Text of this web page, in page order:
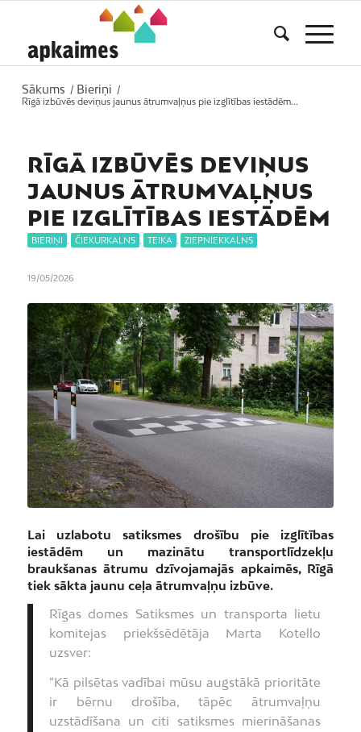
Sākums / Bieriņi
/
Rīgā izbūvēs deviņus jaunus ātrumvaļņus pie izglītības iestādēm...
RĪGĀ IZBŪVĒS DEVIŅUS
JAUNUS ĀTRUMVAĻŅUS
PIE IZGLĪTĪBAS IESTĀDĒM
BIERIŅI ČIEKURKALNS TEIKA ZIEPNIEKKALNS
19/05/2026
Lai uzlabotu satiksmes drošību pie izglītības
iestādēm un mazinātu transportlīdzekļu
braukšanas ātrumu dzīvojamajās apkaimēs, Rīgā
tiek sākta jaunu ceļa ātrumvaļņu izbūve.
Rīgas domes Satiksmes un transporta lietu
komitejas priekšsēdētāja Marta Kotello
uzsver:
“Kā pilsētas vadībai mūsu augstākā prioritāte
ir bērnu drošība, tāpēc ātrumvaļņu
uzstādīšana un citi satiksmes mierināšanas